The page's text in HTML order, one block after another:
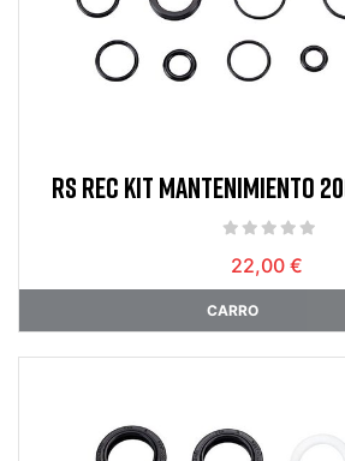
RS REC KIT MANTENIMIENTO
22,00 €
CARRO